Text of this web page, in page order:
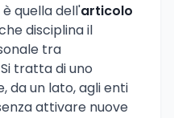
quella dell'articolo
disciplina il
tra
tratta di uno
da un lato, agli enti
attivare nuove